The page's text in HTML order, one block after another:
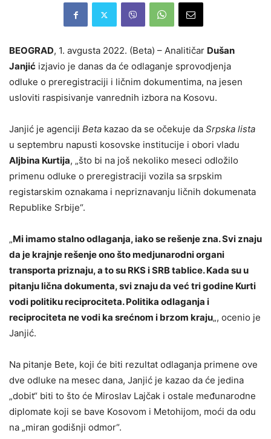
BEOGRAD, 1. avgusta 2022. (Beta) – Analitičar Dušan
Janjić izjavio je danas da će odlaganje sprovodjenja
odluke o preregistraciji i ličnim dokumentima, na jesen
usloviti raspisivanje vanrednih izbora na Kosovu.
Janjić je agenciji Beta kazao da se očekuje da Srpska lista
u septembru napusti kosovske institucije i obori vladu
Aljbina Kurtija, „što bi na još nekoliko meseci odložilo
primenu odluke o preregistraciji vozila sa srpskim
registarskim oznakama i nepriznavanju ličnih dokumenata
Republike Srbije“.
„Mi imamo stalno odlaganja, iako se rešenje zna. Svi znaju
da je krajnje rešenje ono što medjunarodni organi
transporta priznaju, a to su RKS i SRB tablice. Kada su u
pitanju lična dokumenta, svi znaju da već tri godine Kurti
vodi politiku reciprociteta. Politika odlaganja i
reciprociteta ne vodi ka srećnom i brzom kraju„, ocenio je
Janjić.
Na pitanje Bete, koji će biti rezultat odlaganja primene ove
dve odluke na mesec dana, Janjić je kazao da će jedina
„dobit“ biti to što će Miroslav Lajčak i ostale međunarodne
diplomate koji se bave Kosovom i Metohijom, moći da odu
na „miran godišnji odmor“.